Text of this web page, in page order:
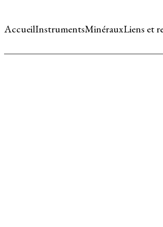
AccueilInstrumentsMinérauxLiens et